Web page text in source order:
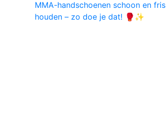
MMA-handschoenen schoon en fris
houden – zo doe je dat! 🥊✨